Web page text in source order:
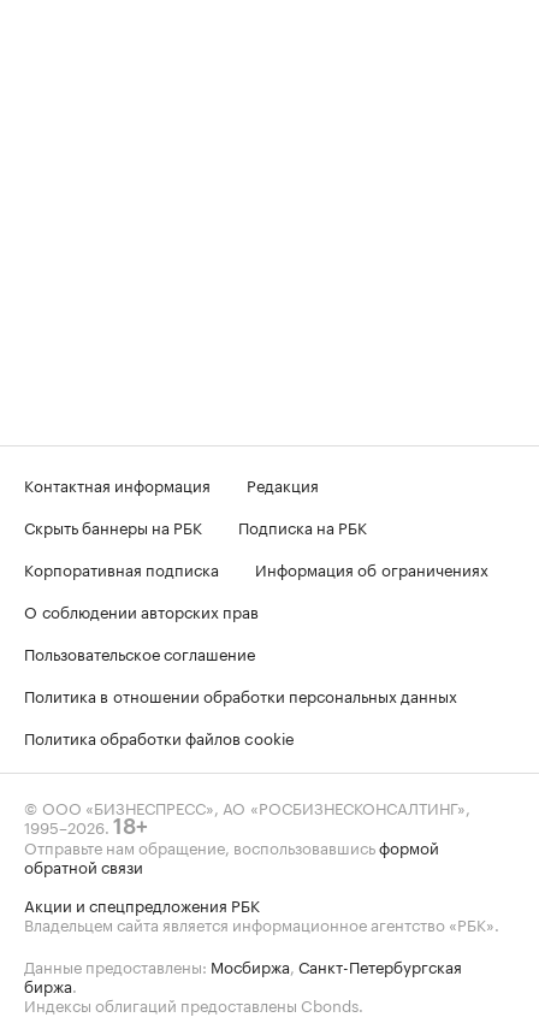
Контактная информация
Редакция
Скрыть баннеры на РБК
Подписка на РБК
Корпоративная подписка
Информация об ограничениях
О соблюдении авторских прав
Пользовательское соглашение
Политика в отношении обработки персональных данных
Политика обработки файлов cookie
© ООО «БИЗНЕСПРЕСС», АО «РОСБИЗНЕСКОНСАЛТИНГ»,
1995–2026 18+
Отправьте нам обращение, воспользовавшисьформой
обратной связи
Акции и спецпредложения РБК
Владельцем сайта является информационное агентство «РБК».
Данные предоставлены: Мосбиржа Санкт-Петербургская
биржа
Индексы облигаций предоставлены Cbonds.